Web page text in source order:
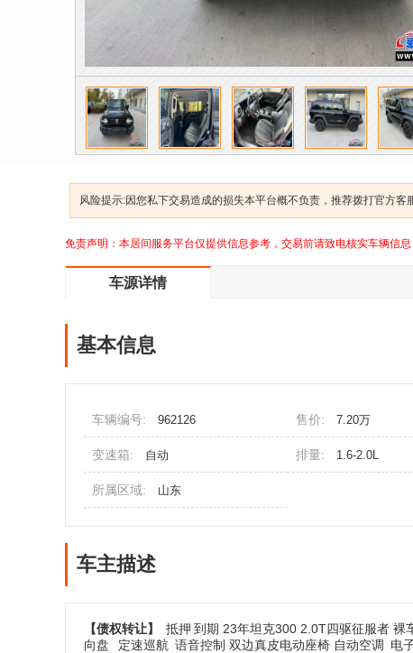
风险提示:因您私下交易造成的损失本平台概不负责，推荐拨打官方
免责声明：本居间服务平台仅提供信息参考，交易前请致电核实车辆信
车源详情
基本信息
车辆编号: 962126 售价: 7.20万
变速箱: 自动 排量: 1.6-2.0L
所属区域: 山东
车主描述
【债权转让】 抵押 到期 23年坦克300 2.0T四驱征服者 裸
向盘
定速巡航 语音控制 双边真皮电动座椅 自动空调 电